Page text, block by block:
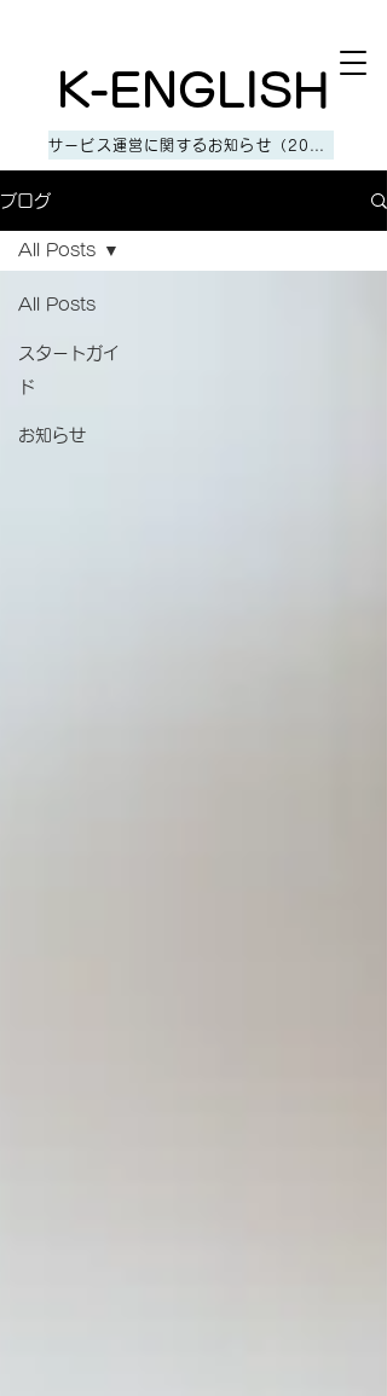
K-ENGLISH
ブログ
All Posts
スタートガイ
ド
お知らせ
All Posts